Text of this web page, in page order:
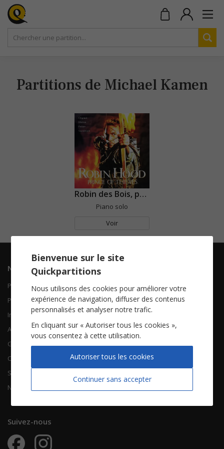
Partitions de Michael Kamen
Robin des Bois, prince des voleurs
Piano solo
Voir
Navigation
Piano Chant
Piano Solo
Instruments solistes
Accordéon
Guitare
Chorales
Songbooks
Nouvelles partitions
Contactez-nous
Qui sommes-nous
FAQ
À propos
CGV
Mentions légales
Vie privée
Suivez-nous
Bienvenue sur le site
Quickpartitions
Nous utilisons des cookies pour améliorer votre
expérience de navigation, diffuser des contenus
personnalisés et analyser notre trafic.
En cliquant sur « Autoriser tous les cookies »,
vous consentez à cette utilisation.
Continuer sans accepter
Autoriser tous les cookies